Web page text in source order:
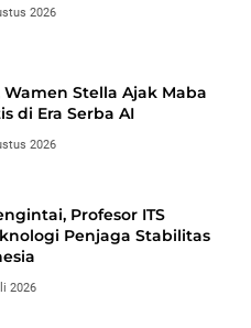
2026
Wamen Stella Ajak Maba
di Era Serba AI
2026
Profesor ITS
Penjaga Stabilitas
2026